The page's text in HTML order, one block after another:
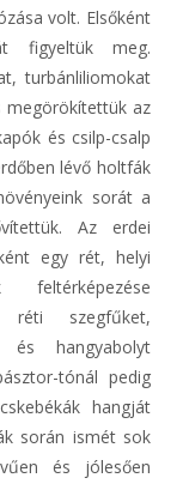
volt. Elsőként
figyeltük meg.
turbánliliomokat
megörökítettük az
és csilp-csalp
lévő holtfák
sorát a
Az erdei
egy rét, helyi
feltérképezése
réti szegfűket,
és hangyabolyt
tónál pedig
hangját
során ismét sok
és jólesően